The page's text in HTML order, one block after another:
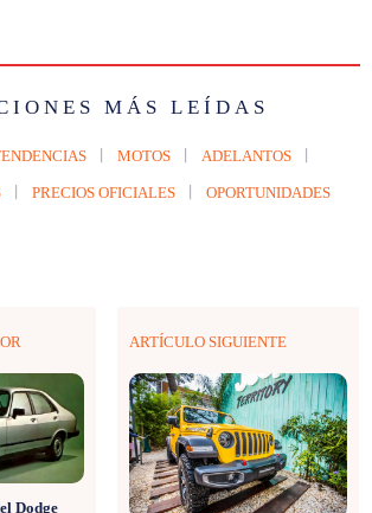
MÁS LEÍDAS
MOTOS ADELANTOS
PRECIOS OFICIALES OPORTUNIDADES
Dodge
ARTÍCULO SIGUIENTE